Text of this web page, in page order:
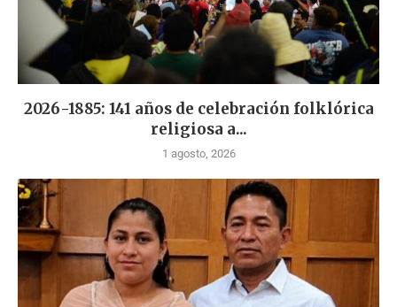
2026-1885: 141 años de celebración folklórica
religiosa a...
1 agosto, 2026